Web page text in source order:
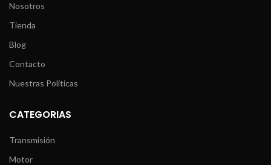
Nosotros
Tienda
Blog
Contacto
Nuestras Políticas
CATEGORIAS
Transmisión
Motor